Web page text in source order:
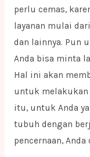
perlu cemas,
layanan mulai
dan lainnya. Pun
Anda bisa minta
Hal ini akan
untuk melakukan
itu, untuk Anda
tubuh dengan
pencernaan,